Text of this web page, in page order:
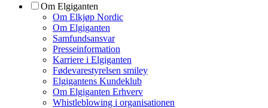
Om Elgiganten
Om Elkjøp Nordic
Om Elgiganten
Samfundsansvar
Presseinformation
Karriere i Elgiganten
Fødevarestyrelsen smiley
Elgigantens Kundeklub
Om Elgiganten Erhverv
Whistleblowing i organisationen